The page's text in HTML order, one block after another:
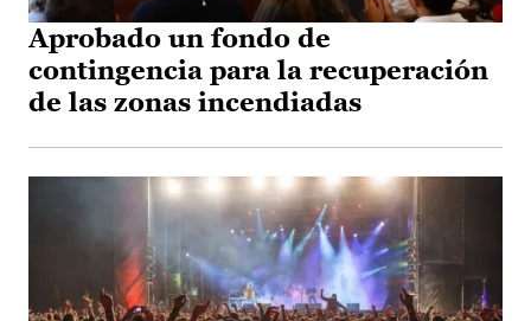
Aprobado un fondo de
contingencia para la recuperación
de las zonas incendiadas